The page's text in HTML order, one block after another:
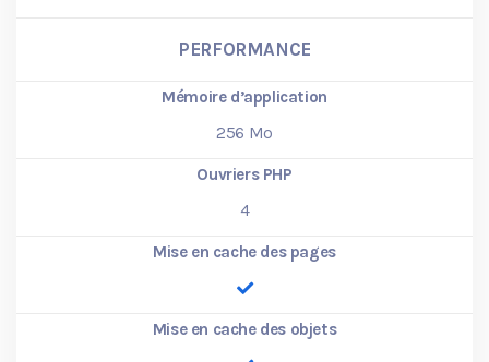
PERFORMANCE
Mémoire d’application
256 Mo
Ouvriers PHP
4
Mise en cache des pages
Mise en cache des objets